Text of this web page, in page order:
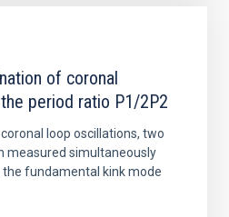
of coronal
period ratio P1/2P2
loop oscillations, two
measured simultaneously
fundamental kink mode